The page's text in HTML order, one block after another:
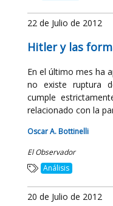
22 de Julio de 2012
Hitler y las
En el último mes ha
no existe ruptura
cumple
relacionado con la
Oscar A. Bottinelli
El Observador
Análisis
20 de Julio de 2012